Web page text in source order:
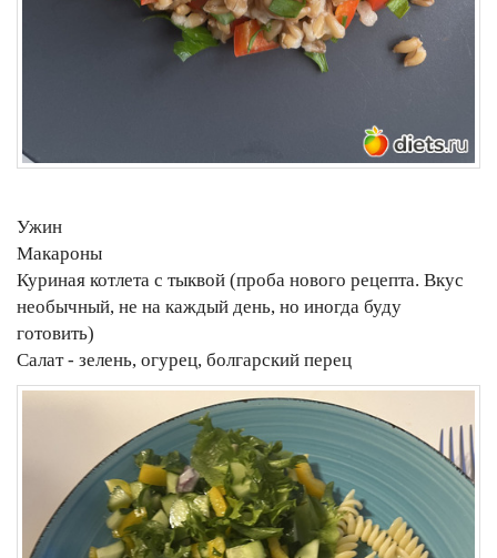
Ужин
Макароны
Куриная котлета с тыквой (проба нового рецепта. Вкус
необычный, не на каждый день, но иногда буду
готовить)
Салат - зелень, огурец, болгарский перец